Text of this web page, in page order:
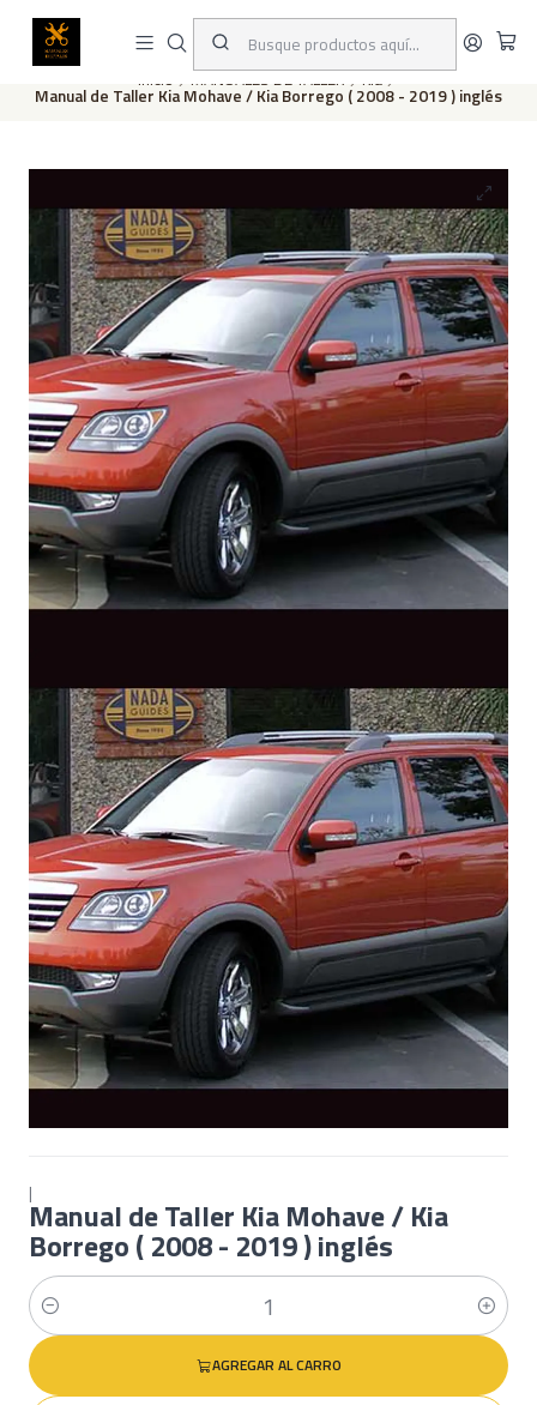
Este es el texto del slide
Inicio MANUALES DE TALLER Kia
Manual de Taller Kia Mohave / Kia Borrego ( 2008 - 2019 ) inglés
|
Manual de Taller Kia Mohave / Kia
Borrego ( 2008 - 2019 ) inglés
Cantidad
AGREGAR AL CARRO